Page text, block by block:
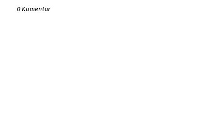
0 Komentar